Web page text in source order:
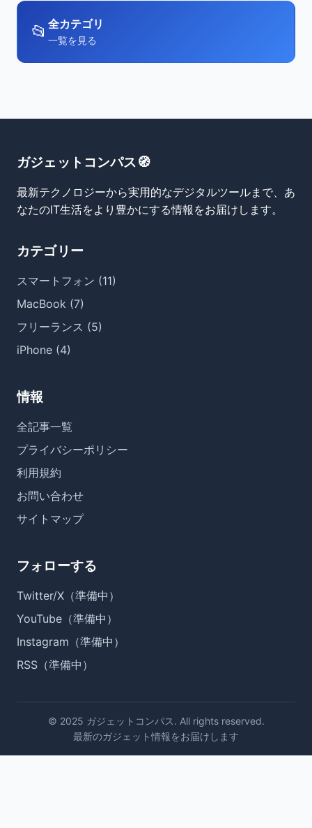
📂 全カテゴリ
一覧を見る
ガジェットコンパス🧭
最新テクノロジーから実用的なデジタルツールまで、あ
なたのIT生活をより豊かにする情報をお届けします。
カテゴリー
スマートフォン (11)
MacBook (7)
フリーランス (5)
iPhone (4)
情報
全記事一覧
プライバシーポリシー
利用規約
お問い合わせ
サイトマップ
フォローする
Twitter/X（準備中）
YouTube（準備中）
Instagram（準備中）
RSS（準備中）
© 2025 ガジェットコンパス. All rights reserved.
最新のガジェット情報をお届けします